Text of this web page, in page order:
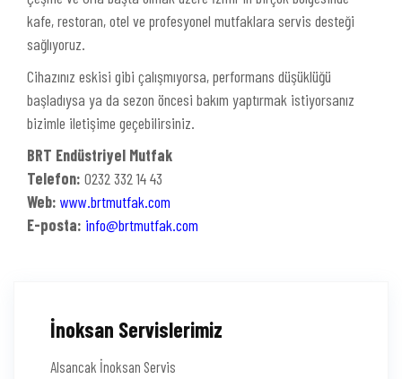
kafe, restoran, otel ve profesyonel mutfaklara servis desteği
sağlıyoruz.
Cihazınız eskisi gibi çalışmıyorsa, performans düşüklüğü
başladıysa ya da sezon öncesi bakım yaptırmak istiyorsanız
bizimle iletişime geçebilirsiniz.
BRT Endüstriyel Mutfak
Telefon: 0232 332 14 43
Web: www.brtmutfak.com
E-posta: info@brtmutfak.com
İnoksan Servislerimiz
Alsancak İnoksan Servis